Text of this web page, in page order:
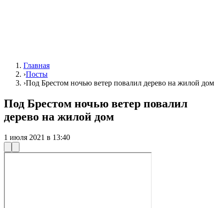
Главная
›Посты
›Под Брестом ночью ветер повалил дерево на жилой дом
Под Брестом ночью ветер повалил
дерево на жилой дом
1 июля 2021 в 13:40